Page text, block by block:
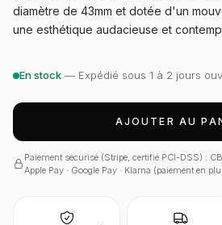
diamètre de 43mm et dotée d'un
une esthétique audacieuse et
En stock — Expédié sous 1 à 2 jours
AJOUTER AU
Paiement sécurisé (Stripe, certifié PCI-DSS) : CB
Apple Pay · Google Pay · Klarna (paiement en